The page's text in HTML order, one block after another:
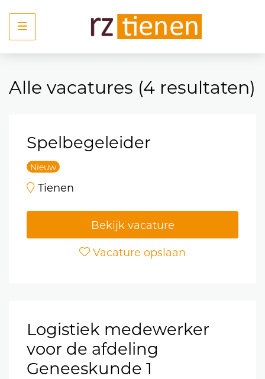
Menu
Alle vacatures (4 resultaten)
Spelbegeleider
Nieuw
Tienen
Bekijk vacature
Vacature opslaan
Logistiek medewerker
voor de afdeling
Geneeskunde 1